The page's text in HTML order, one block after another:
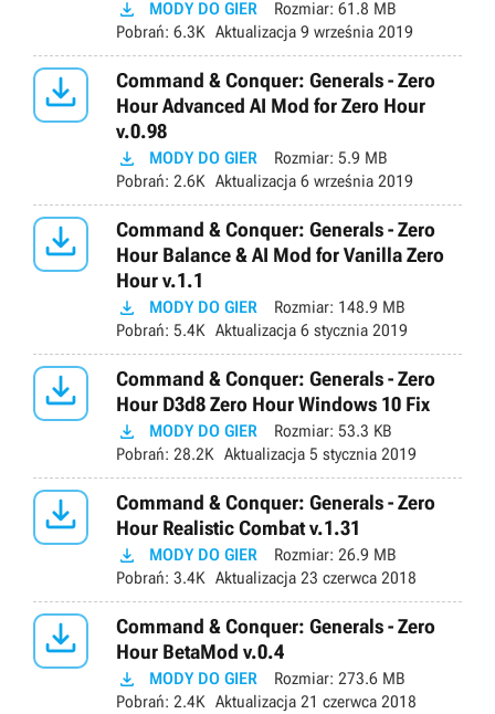
 MODY DO GIER Rozmiar: 61.8 MB
Pobrań: 6.3K Aktualizacja 9 września 2019

Command & Conquer: Generals - Zero
Hour Advanced AI Mod for Zero Hour
v.0.98
 MODY DO GIER Rozmiar: 5.9 MB
Pobrań: 2.6K Aktualizacja 6 września 2019

Command & Conquer: Generals - Zero
Hour Balance & AI Mod for Vanilla Zero
Hour v.1.1
 MODY DO GIER Rozmiar: 148.9 MB
Pobrań: 5.4K Aktualizacja 6 stycznia 2019

Command & Conquer: Generals - Zero
Hour D3d8 Zero Hour Windows 10 Fix
 MODY DO GIER Rozmiar: 53.3 KB
Pobrań: 28.2K Aktualizacja 5 stycznia 2019

Command & Conquer: Generals - Zero
Hour Realistic Combat v.1.31
 MODY DO GIER Rozmiar: 26.9 MB
Pobrań: 3.4K Aktualizacja 23 czerwca 2018

Command & Conquer: Generals - Zero
Hour BetaMod v.0.4
 MODY DO GIER Rozmiar: 273.6 MB
Pobrań: 2.4K Aktualizacja 21 czerwca 2018